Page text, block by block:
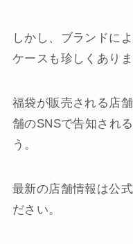
しかし、ブランドに
ケースも珍しくありま
福袋が販売される店
舗のSNSで告知され
う。
最新の店舗情報は公
ださい。